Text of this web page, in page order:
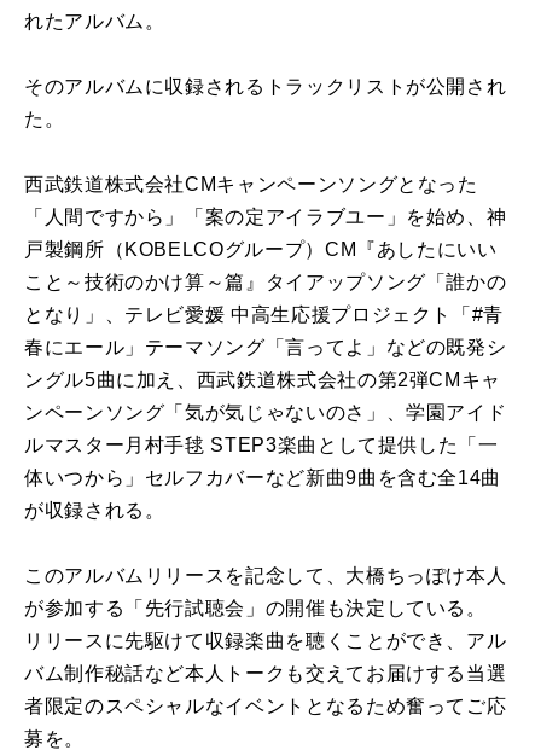
れたアルバム。
そのアルバムに収録されるトラックリストが公開され
た。
西武鉄道株式会社CMキャンペーンソングとなった
「人間ですから」「案の定アイラブユー」を始め、神
戸製鋼所（KOBELCOグループ）CM『あしたにいい
こと～技術のかけ算～篇』タイアップソング「誰かの
となり」、テレビ愛媛 中高生応援プロジェクト「#青
春にエール」テーマソング「言ってよ」などの既発シ
ングル5曲に加え、西武鉄道株式会社の第2弾CMキャ
ンペーンソング「気が気じゃないのさ」、学園アイド
ルマスター月村手毬 STEP3楽曲として提供した「一
体いつから」セルフカバーなど新曲9曲を含む全14曲
が収録される。
このアルバムリリースを記念して、大橋ちっぽけ本人
が参加する「先行試聴会」の開催も決定している。
リリースに先駆けて収録楽曲を聴くことができ、アル
バム制作秘話など本人トークも交えてお届けする当選
者限定のスペシャルなイベントとなるため奮ってご応
募を。